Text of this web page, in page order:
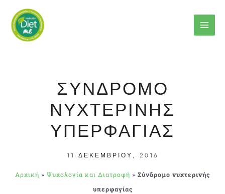
Μετάβαση
στο
περιεχόμενο
ΣΎΝΔΡΟΜΟ
ΝΥΧΤΕΡΙΝΉΣ
ΥΠΕΡΦΑΓΊΑΣ
11 ΔΕΚΕΜΒΡΊΟΥ, 2016
Αρχική » Ψυχολογία και Διατροφή » Σύνδρομο νυχτερινής
υπερφαγίας